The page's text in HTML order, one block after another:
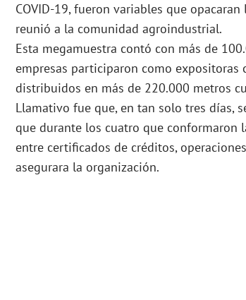
COVID-19, fueron variables que
reunió a la comunidad agroindustrial.
Esta megamuestra contó con más de
empresas participaron como
distribuidos en más de 220.000 metros
Llamativo fue que, en tan solo tres días,
que durante los cuatro que
entre certificados de créditos,
asegurara la organización.